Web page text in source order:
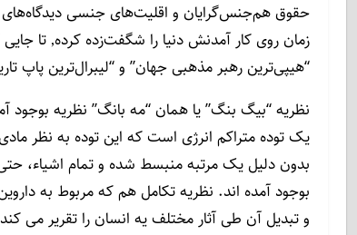
حقوق هم‌جنس‌گرایان و اقلیت‌های جنسی دیدگاه‌های
زمان روی کار آمدنش دنیا را شگفت‌زده کرده٬ تا جایی که برخی او را
“هیپی‌ترین رهبر مذهبی جهان” و “لیبرال‌ترین پاپ
نظریه “بیگ بنگ” یا همان “مه بانگ” نظریه بوجود
یک توده متراکم انرژی است که این توده به نظر مادی
بدون دلیل یک مرتبه منبسط شده و تمام اشیاء،
بوجود آمده اند. نظریه تکامل هم که مربوط به
و تبدیل آن طی آثار مختلف یه انسان را تقریر می